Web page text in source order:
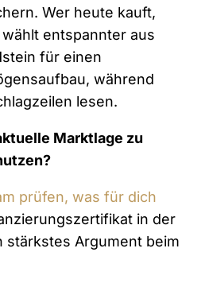
Wer heute kauft,
entspannter aus
für einen
während
lesen.
Marktlage zu
prüfen, was für dich
in der
stärkstes Argument beim